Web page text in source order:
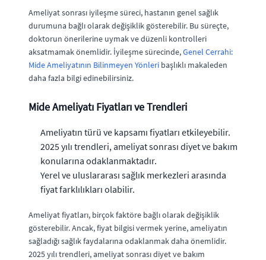
Ameliyat sonrası iyileşme süreci, hastanın genel sağlık
durumuna bağlı olarak değişiklik gösterebilir. Bu süreçte,
doktorun önerilerine uymak ve düzenli kontrolleri
aksatmamak önemlidir. İyileşme sürecinde,Genel Cerrahi:
Mide Ameliyatının Bilinmeyen Yönleri başlıklı makaleden
daha fazla bilgi edinebilirsiniz.
Mide Ameliyatı Fiyatları ve Trendleri
Ameliyatın türü ve kapsamı fiyatları etkileyebilir.
2025 yılı trendleri, ameliyat sonrası diyet ve bakım
konularına odaklanmaktadır.
Yerel ve uluslararası sağlık merkezleri arasında
fiyat farklılıkları olabilir.
Ameliyat fiyatları, birçok faktöre bağlı olarak değişiklik
gösterebilir. Ancak, fiyat bilgisi vermek yerine, ameliyatın
sağladığı sağlık faydalarına odaklanmak daha önemlidir.
2025 yılı trendleri, ameliyat sonrası diyet ve bakım